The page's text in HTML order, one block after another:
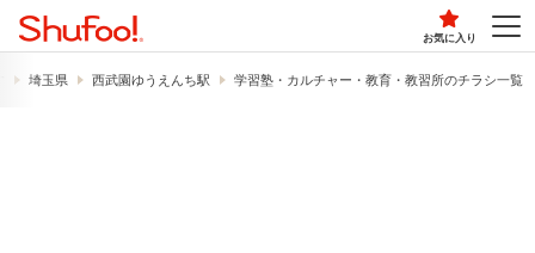
お気に入り
埼玉県 西武園ゆうえんち駅 学習塾・カルチャー・教育・教習所のチラシ一覧